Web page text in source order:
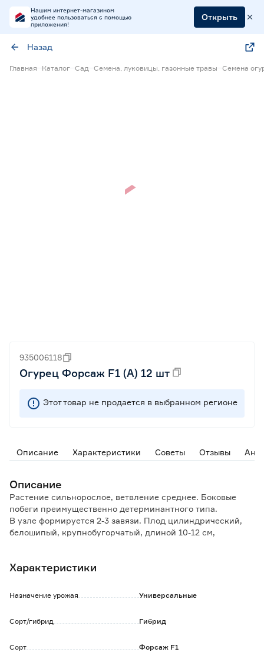
Нашим интернет-магазином
удобнее пользоваться с помощью
приложения!
Открыть
Назад
Главная Каталог Сад Семена, луковицы, газонные травы Семена
935006118
Огурец Форсаж F1 (А) 12 шт
Этот товар не продается в выбранном регионе
Описание Характеристики Советы Отзывы
Описание
Растение сильнорослое, ветвление среднее. Боковые
побеги преимущественно детерминантного типа.
В узле формируется 2-3 завязи. Плод цилиндрический,
белошипый, крупнобугорчатый, длиной 10-12 см,
и вирусу огуречной мозаики. Используется для свежего
Характеристики
Назначение урожая Универсальные
Сорт/гибрид Гибрид
Сорт Форсаж F1